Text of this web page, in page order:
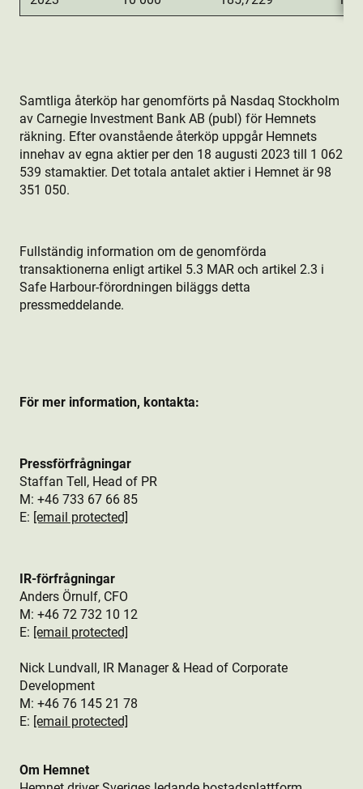
Samtliga återköp har genomförts på Nasdaq Stockholm
av Carnegie Investment Bank AB (publ) för Hemnets
räkning. Efter ovanstående återköp uppgår Hemnets
innehav av egna aktie­r per den 18 augusti 2023 till 1 062
539 stamaktie­r. Det totala antalet aktie­r i Hemnet är 98
351 050.
Fullständig information om de genomförda
transaktionerna enligt artikel 5.3 MAR och artikel 2.3 i
Safe Harbour-förordningen biläggs detta
pressmeddelande.
För mer information, kontakta:
Pressförfrågningar
Staffan Tell, Head of PR
M: +46 733 67 66 85
E: [email protected]
IR-förfrågningar
Anders Örnulf, CFO
M: +46 72 732 10 12
E: [email protected]
Nick Lundvall, IR Manager & Head of Corporate
Development
M: +46 76 145 21 78
E: [email protected]
Om Hemnet